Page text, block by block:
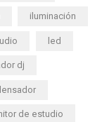
iluminación
led
dj
de estudio